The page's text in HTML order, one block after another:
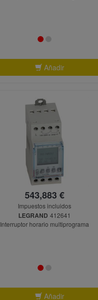
Añadir
543,883 €
Impuestos incluidos
LEGRAND 412641
Interruptor horario multiprograma
Añadir